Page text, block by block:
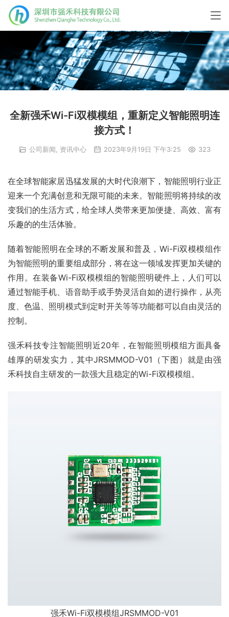
全新强禾Wi-Fi双模模组，重新定义智能照明连
接方式！
公司新闻 资讯中心 2023年9月19日 下午3:25 323
在全球智能家居迅猛发展的大时代浪潮下，智能照明行业正
迎来一个充满创意和无限可能的未来。智能照明将持续的改
变我们的生活方式，给全球人类带来更加便捷、高效、富有
乐趣的的生活体验。
随着智能照明在全球的不断发展和普及，Wi-Fi双模模组作
为智能照明的重要组成部分，将在这一领域发挥更加关键的
作用。在装备Wi-Fi双模模组的智能照明硬件上，人们可以
通过智能手机、语音助手或手势灵活自如的进行操作，从亮
度、色温、照明模式到定时开关等等功能都可以自由灵活的
控制。
强禾科技专注智能照明近20年，在智能照明模组方面具备
雄厚的研发实力，其中JRSMMOD-V01（下图）就是由强
禾科技自主研发的一款强大且稳定的Wi-Fi双模模组。
强禾Wi-Fi双模模组JRSMMOD-V01